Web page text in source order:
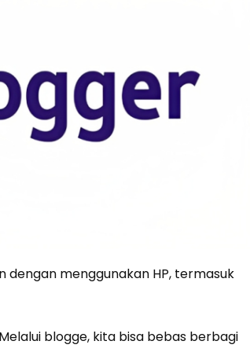
dengan menggunakan HP, termasuk
blogge, kita bisa bebas berbagi